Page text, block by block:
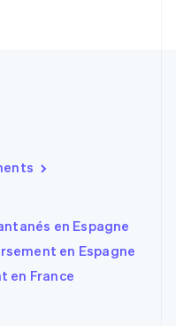
en Espagne
en Espagne
en France